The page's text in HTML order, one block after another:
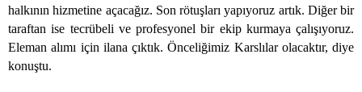
halkının hizmetine açacağız. Son rötuşları yapıyoruz artık. Diğer bir
taraftan ise tecrübeli ve profesyonel bir ekip kurmaya çalışıyoruz.
Eleman alımı için ilana çıktık. Önceliğimiz Karslılar olacaktır, diye
konuştu.